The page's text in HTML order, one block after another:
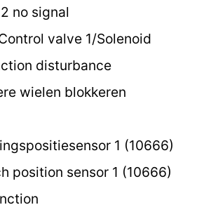
no signal
valve 1/Solenoid
disturbance
wielen blokkeren
1 (10666)
position sensor 1 (10666)